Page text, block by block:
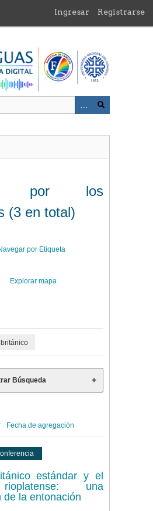
Ingresar Registrarse
por los
(3 en total)
por Etiqueta
Explorar mapa
Búsqueda
Fecha de agregación
estándar y el
una
de la entonación